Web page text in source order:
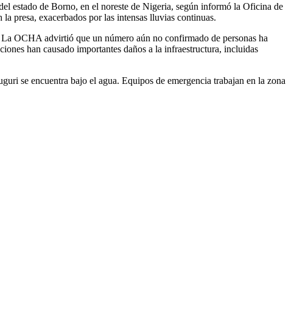
estado de Borno, en el noreste de Nigeria, según informó la Oficina de
presa, exacerbados por las intensas lluvias continuas.
OCHA advirtió que un número aún no confirmado de personas ha
han causado importantes daños a la infraestructura, incluidas
se encuentra bajo el agua. Equipos de emergencia trabajan en la zona